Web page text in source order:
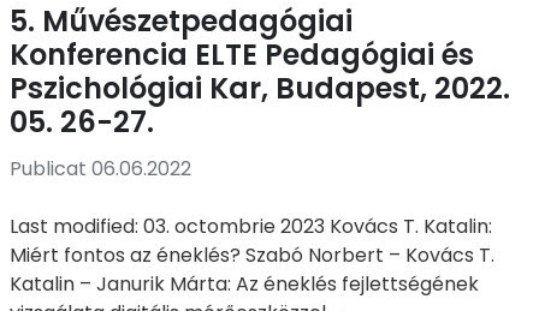
5. Művészetpedagógiai
Konferencia ELTE Pedagógiai és
Pszichológiai Kar, Budapest, 2022.
05. 26-27.
Publicat 06.06.2022
Last modified: 03. octombrie 2023 Kovács T. Katalin:
Miért fontos az éneklés? Szabó Norbert – Kovács T.
Katalin – Janurik Márta: Az éneklés fejlettségének